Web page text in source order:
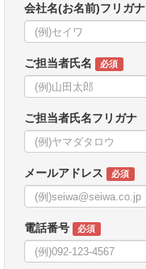
会社名(お名前)フリガナ
ご担当者氏名 必須
ご担当者氏名フリガナ
メールアドレス 必須
電話番号 必須